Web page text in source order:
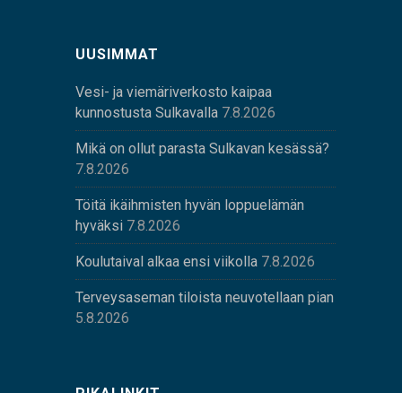
UUSIMMAT
Vesi- ja viemäriverkosto kaipaa
kunnostusta Sulkavalla 7.8.2026
Mikä on ollut parasta Sulkavan kesässä?
7.8.2026
Töitä ikäihmisten hyvän loppuelämän
hyväksi 7.8.2026
Koulutaival alkaa ensi viikolla 7.8.2026
Terveysaseman tiloista neuvotellaan pian
5.8.2026